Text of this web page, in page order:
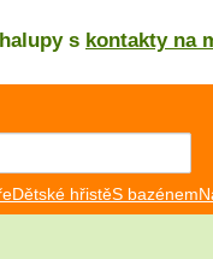
s kontakty na
CZ EN
Dětské hřistěS bazénem